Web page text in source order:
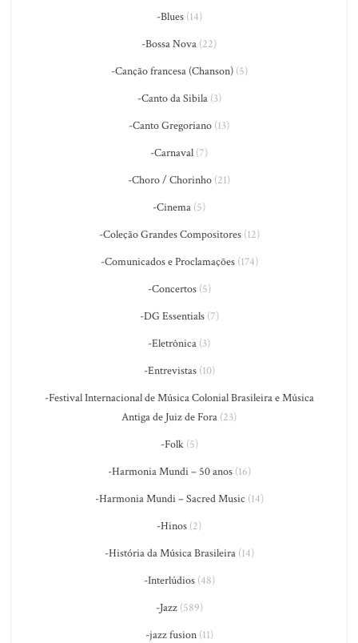
-Blues(14)
-Bossa Nova (22)
-Canção francesa (Chanson)(5)
-Canto da Sibila(3)
-Canto Gregoriano (13)
-Carnaval (7)
-Choro / Chorinho (21)
-Cinema (5)
-Coleção Grandes Compositores(12)
-Comunicados e Proclamações(174)
-Concertos(5)
-DG Essentials(7)
-Eletrônica (3)
-Entrevistas(10)
-Festival Internacional de Música Colonial Brasileira e Música
Antiga de Juiz de Fora (23)
-Folk(5)
-Harmonia Mundi – 50 anos(16)
-Harmonia Mundi – Sacred Music (14)
-Hinos (2)
-História da Música Brasileira(14)
-Interlúdios(48)
-Jazz(589)
-jazz fusion(11)